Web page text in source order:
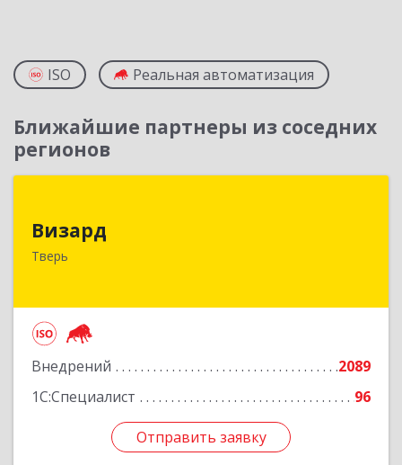
ISO Реальная автоматизация
Ближайшие партнеры из соседних
регионов
Визард
Тверь
Внедрений
2089
1С:Специалист
96
Отправить заявку
170006, Тверская обл, Тверь г, Учительская ул,
Подробнее
Отправить заявку